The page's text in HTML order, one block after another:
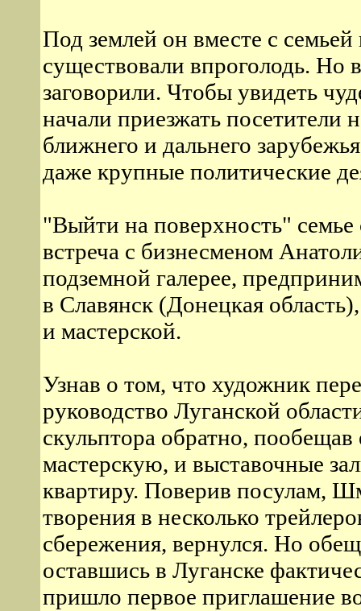
Под землей он вместе с
существовали впроголодь. Но
заговорили. Чтобы увидеть
начали приезжать посетители
ближнего и дальнего
даже крупные политические
"Выйти на поверхность" семье
встреча с бизнесменом
подземной галерее,
в Славянск (Донецкая
и мастерской.
Узнав о том, что художник
руководство Луганской
скульптора обратно,
мастерскую, и выставочные
квартиру. Поверив посулам,
творения в несколько
сбережения, вернулся. Но
оставшись в Луганске
пришло первое приглашение